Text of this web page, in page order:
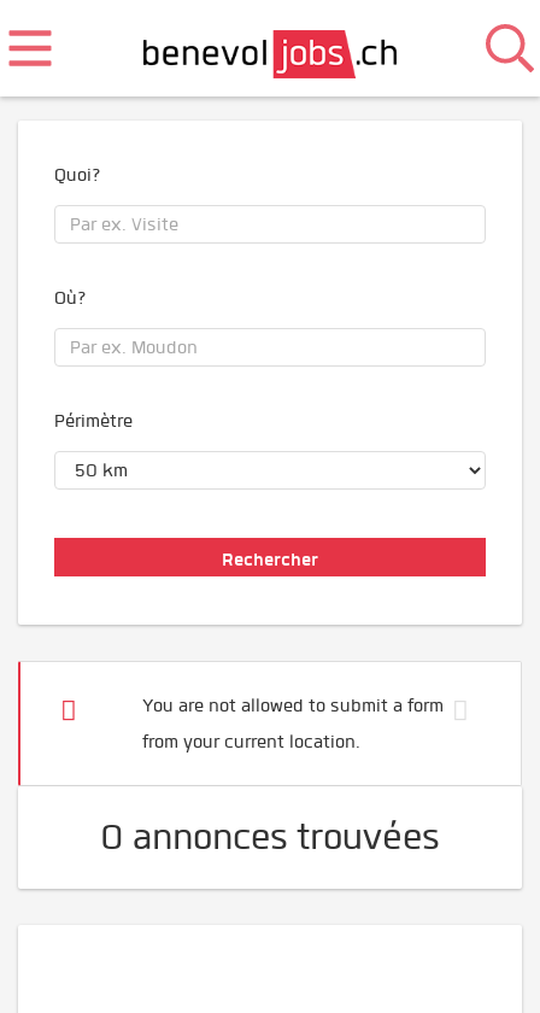
Quoi?
Où?
Périmètre
You are not allowed to submit a form
from your current location.
0 annonces trouvées